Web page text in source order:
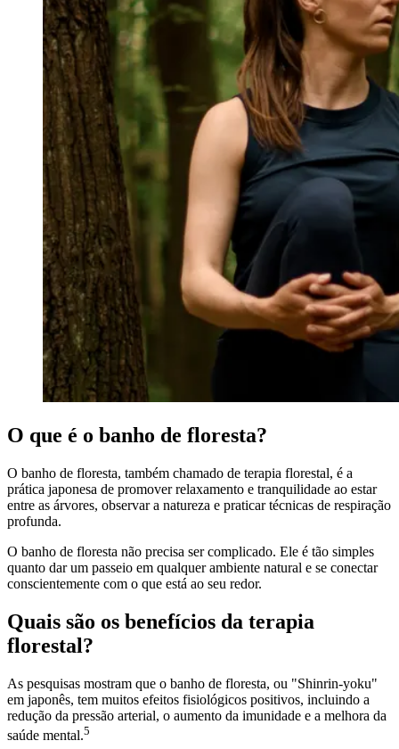
O que é o banho de floresta?
O banho de floresta, também chamado de terapia florestal, é a
prática japonesa de promover relaxamento e tranquilidade ao estar
entre as árvores, observar a natureza e praticar técnicas de respiração
profunda.
O banho de floresta não precisa ser complicado. Ele é tão simples
quanto dar um passeio em qualquer ambiente natural e se conectar
conscientemente com o que está ao seu redor.
Quais são os benefícios da terapia
florestal?
As pesquisas mostram que o banho de floresta, ou "Shinrin-yoku"
em japonês, tem muitos efeitos fisiológicos positivos, incluindo a
redução da pressão arterial, o aumento da imunidade e a melhora da
saúde mental.5